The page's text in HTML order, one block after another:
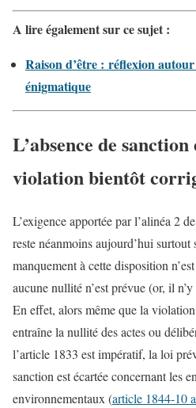
A lire également sur ce sujet :
Raison d’être : réflexion
énigmatique
L’absence de sanction
violation bientôt
L’exigence apportée par l’alinéa 2
reste néanmoins aujourd’hui
manquement à cette disposition
aucune nullité n’est prévue (or, il
En effet, alors même que la
entraîne la nullité des actes ou
l’article 1833 est impératif, la loi
sanction est écartée concernant les
environnementaux (article 1844-10